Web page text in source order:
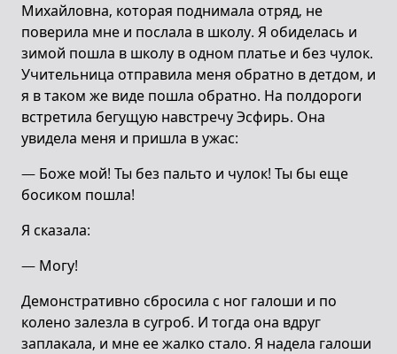
Михайловна, которая поднимала отряд, не
поверила мне и послала в школу. Я обиделась и
зимой пошла в школу в одном платье и без чулок.
Учительница отправила меня обратно в детдом, и
я в таком же виде пошла обратно. На полдороги
встретила бегущую навстречу Эсфирь. Она
увидела меня и пришла в ужас:
— Боже мой! Ты без пальто и чулок! Ты бы еще
босиком пошла!
Я сказала:
— Могу!
Демонстративно сбросила с ног галоши и по
колено залезла в сугроб. И тогда она вдруг
заплакала, и мне ее жалко стало. Я надела галоши